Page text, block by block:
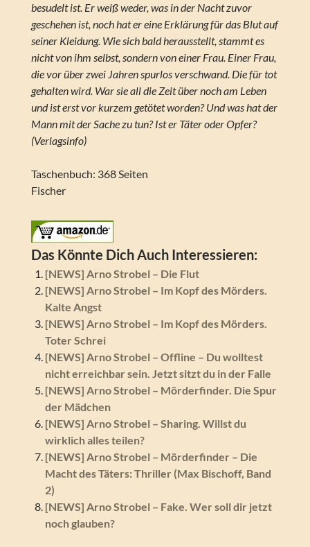
besudelt ist. Er weiß weder, was in der Nacht zuvor
geschehen ist, noch hat er eine Erklärung für das Blut auf
seiner Kleidung. Wie sich bald herausstellt, stammt es
nicht von ihm selbst, sondern von einer Frau. Einer Frau,
die vor über zwei Jahren spurlos verschwand. Die für tot
gehalten wird. War sie all die Zeit über noch am Leben
und ist erst vor kurzem getötet worden? Und was hat der
Mann mit der Sache zu tun? Ist er Täter oder Opfer?
(Verlagsinfo)
Taschenbuch: 368 Seiten
Fischer
Das Könnte Dich Auch Interessieren:
[NEWS] Arno Strobel – Die Flut
[NEWS] Arno Strobel – Im Kopf des Mörders.
Kalte Angst
[NEWS] Arno Strobel – Im Kopf des Mörders.
Toter Schrei
[NEWS] Arno Strobel – Offline – Du wolltest
nicht erreichbar sein. Jetzt sitzt du in der Falle
[NEWS] Arno Strobel – Mörderfinder. Die Spur
der Mädchen
[NEWS] Arno Strobel – Sharing. Willst du
wirklich alles teilen?
[NEWS] Arno Strobel – Mörderfinder – Die
Macht des Täters: Thriller (Max Bischoff, Band
2)
[NEWS] Arno Strobel – Fake. Wer soll dir jetzt
noch glauben?